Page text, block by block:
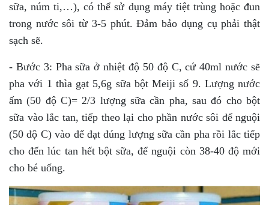
sữa, núm ti,…), có thể sử dụng máy tiệt trùng hoặc đun
trong nước sôi từ 3-5 phút. Đảm bảo dụng cụ phải thật
sạch sẽ.
- Bước 3: Pha sữa ở nhiệt độ 50 độ C, cứ 40ml nước sẽ
pha với 1 thìa gạt 5,6g sữa bột Meiji số 9. Lượng nước
ấm (50 độ C)= 2/3 lượng sữa cần pha, sau đó cho bột
sữa vào lắc tan, tiếp theo lại cho phần nước sôi để nguội
(50 độ C) vào để đạt đúng lượng sữa cần pha rồi lắc tiếp
cho đến lúc tan hết bột sữa, để nguội còn 38-40 độ mới
cho bé uống.